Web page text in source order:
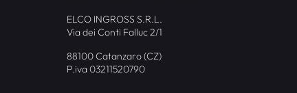
ELCO INGROSS S.R.L.
Via dei Conti Falluc 2/1
88100 Catanzaro (CZ)
P.iva 03211520790